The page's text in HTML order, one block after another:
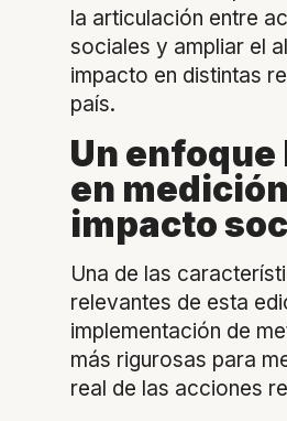
la articulación entre
sociales y ampliar el
impacto en distintas
país.
Un enfoque
en
impacto
Una de las
relevantes de esta
implementación de
más rigurosas para
real de las acciones